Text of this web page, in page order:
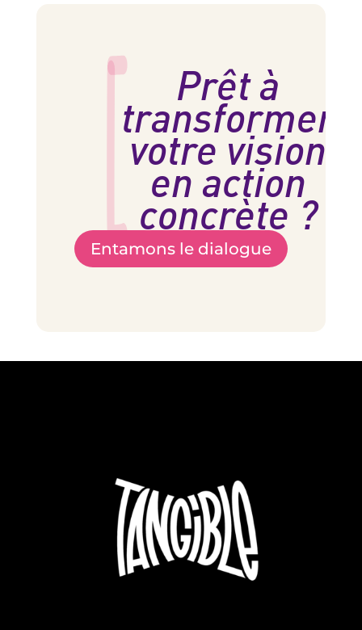
Prêt à
transformer
votre vision
en action
concrète ?
Entamons le dialogue